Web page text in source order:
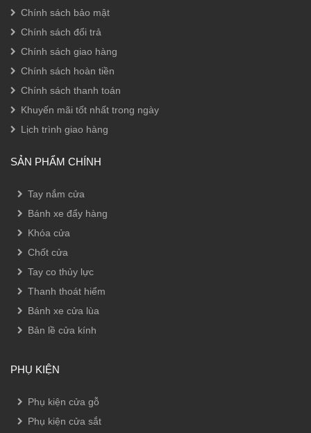
Chính sách bảo mật
Chính sách đổi trả
Chính sách giao hàng
Chính sách hoàn tiền
Chính sách thanh toán
Khuyến mãi tốt nhất trong ngày
Lịch trình giao hàng
SẢN PHẨM CHÍNH
Tay nắm cửa
Bánh xe đẩy hàng
Khóa cửa
Chốt cửa
Tay co thủy lực
Thanh thoát hiểm
Bánh xe cửa lùa
Bản lề cửa kính
PHỤ KIỆN
Phụ kiện cửa gỗ
Phụ kiện cửa sắt